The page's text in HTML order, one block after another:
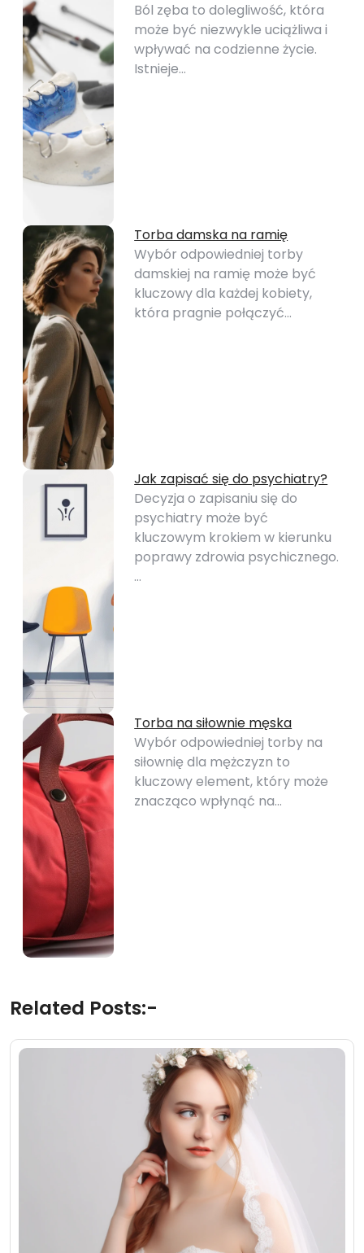
Ból zęba to dolegliwość, która
może być niezwykle uciążliwa i
wpływać na codzienne życie.
Istnieje…
Torba damska na ramię
Wybór odpowiedniej torby
damskiej na ramię może być
kluczowy dla każdej kobiety,
która pragnie połączyć…
Jak zapisać się do psychiatry?
Decyzja o zapisaniu się do
psychiatry może być
kluczowym krokiem w kierunku
poprawy zdrowia psychicznego.
…
Torba na siłownie męska
Wybór odpowiedniej torby na
siłownię dla mężczyzn to
kluczowy element, który może
znacząco wpłynąć na…
Related Posts:-